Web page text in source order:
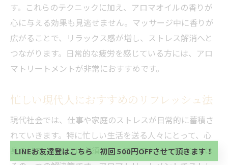
す。これらのテクニックに加え、アロマオイルの香りが
心に与える効果も見逃せません。マッサージ中に香りが
広がることで、リラックス感が増し、ストレス解消へと
つながります。日常的な疲労を感じている方には、アロ
マトリートメントが非常におすすめです。
忙しい現代人におすすめのリフレッシュ法
現代社会では、仕事や家庭のストレスが日常的に蓄積さ
れていきます。特に忙しい生活を送る人々にとって、心
身のリフレッシュは必須です。アロマトリートメントは
当サロンの公式LINE@にお友達登録頂いたお客様は
初回 500円OFFさせて頂きます。 既に 追加済の
方、不必要な方 お手数ですが、✖印でお閉じ下さ
い。
当サロンの公式LINE@にお友達登録頂いたお客様は
方、不必要な方 お手数ですが、✖印でお閉じ下さ
い。
LINEお友達登はこちら 初回 500円OFFさせて頂きます！